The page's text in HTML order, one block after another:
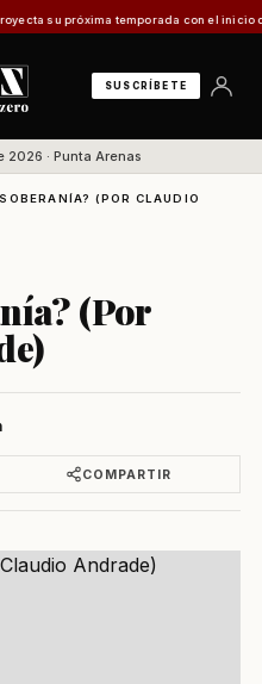
próxima temporada con el inicio de
SUSCRÍBETE
2026 · Punta Arenas
(POR CLAUDIO
(Por
COMPARTIR